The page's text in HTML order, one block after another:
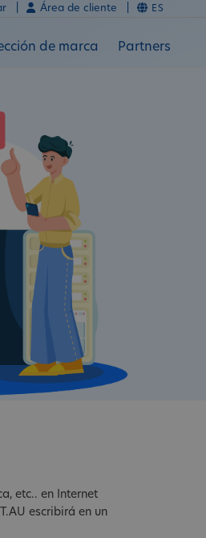
de marca Partners
| Área de cliente | ES
etc.. en Internet
escribirá en un